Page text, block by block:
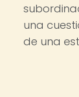
una
de una